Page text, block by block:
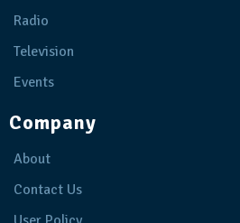
Radio
Television
Events
Company
About
Contact Us